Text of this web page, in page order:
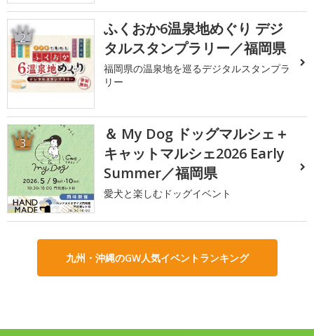
2
ふくおか6温泉地めぐり デジ
タルスタンプラリー／福岡県
福岡県の温泉地を巡るデジタルスタンプラ
リー
3
＆ My Dog ドッグマルシェ＋
キャットマルシェ2026 Early
Summer／福岡県
愛犬と楽しむドッグイベント
九州・沖縄のGW人気イベントランキング